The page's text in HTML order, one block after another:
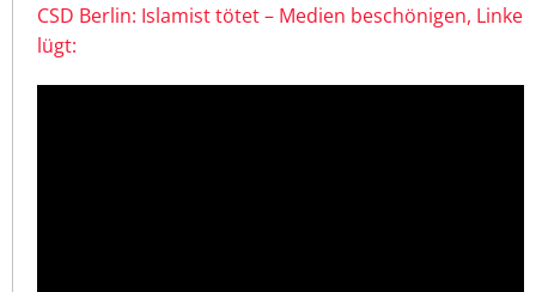
CSD Berlin: Islamist tötet – Medien beschönigen, Linke
lügt: